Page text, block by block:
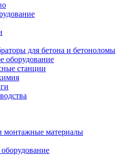
для бетона и бетоноломы
оборудование
станции
монтажные материалы